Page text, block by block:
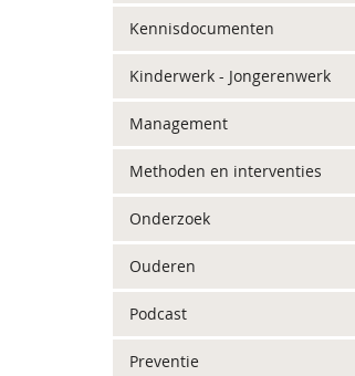
Kennisdocumenten
Kinderwerk - Jongerenwerk
Management
Methoden en interventies
Onderzoek
Ouderen
Podcast
Preventie